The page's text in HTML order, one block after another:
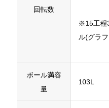
回転数
※15工程
ル(グラ
ボール満容
量
103L